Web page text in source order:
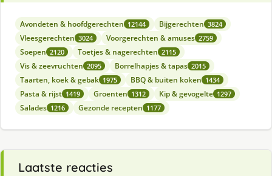
Avondeten & hoofdgerechten 12144 Bijgerechten 3824
Vleesgerechten 3024 Voorgerechten & amuses 2759
Soepen 2120 Toetjes & nagerechten 2115
Vis & zeevruchten 2095 Borrelhapjes & tapas 2015
Taarten, koek & gebak 1975 BBQ & buiten koken 1434
Pasta & rijst 1419 Groenten 1312 Kip & gevogelte 1297
Salades 1216 Gezonde recepten 1177
Laatste reacties